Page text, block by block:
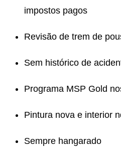
impostos pagos
Revisão de trem de
Sem histórico de
Programa MSP Gold
Pintura nova e interior
Sempre hangarado